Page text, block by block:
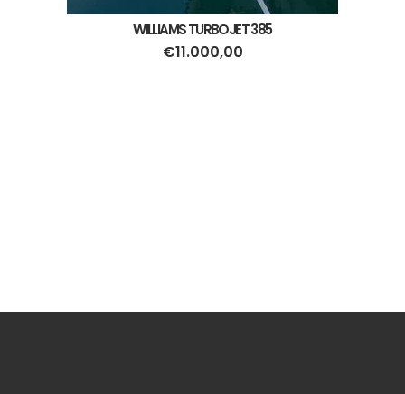
WILLIAMS TURBOJET 385
€11.000,00